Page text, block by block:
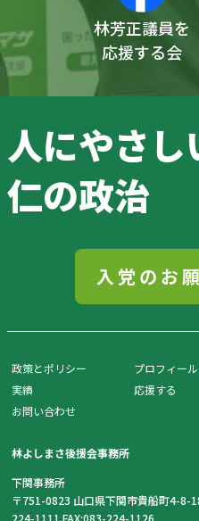
林芳正議員を
応援する会
人にやさし
仁の政治
入党のお
政策とポリシー プロフィール
実績
応援する
お問い合わせ
林よしまさ後援会事務所
下関事務所
〒751-0823 山口県下関市貴船町4-